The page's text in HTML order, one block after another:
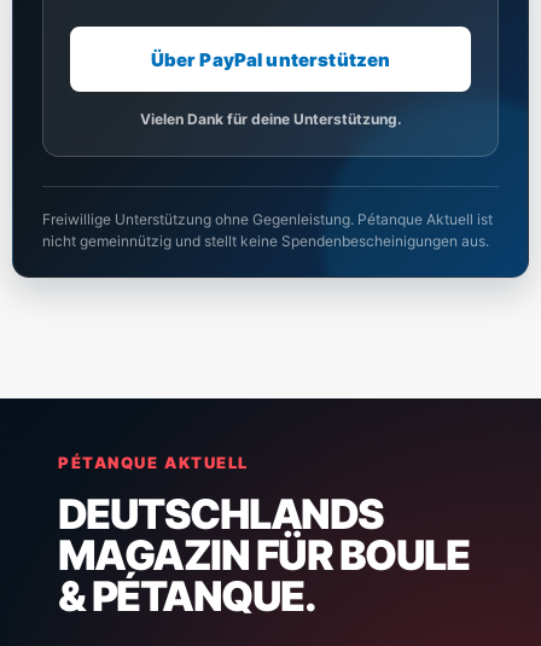
Über PayPal unterstützen
Vielen Dank für deine Unterstützung.
Freiwillige Unterstützung ohne Gegenleistung. Pétanque Aktuell ist
nicht gemeinnützig und stellt keine Spendenbescheinigungen aus.
PÉTANQUE AKTUELL
DEUTSCHLANDS
MAGAZIN FÜR BOULE
& PÉTANQUE.